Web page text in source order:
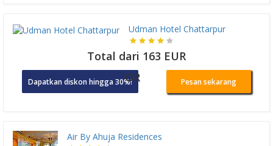
Udman Hotel Chattarpur
Total dari 163 EUR
Dapatkan diskon hingga 30%!OR Pesan sekarang
Air By Ahuja Residences